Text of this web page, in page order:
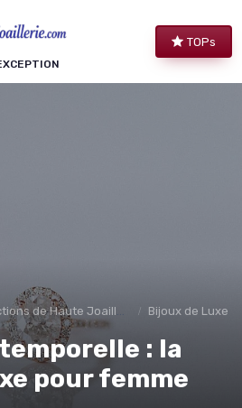
TOPs
de Haute Joaillerie Bijoux de Luxe
: la
pour femme